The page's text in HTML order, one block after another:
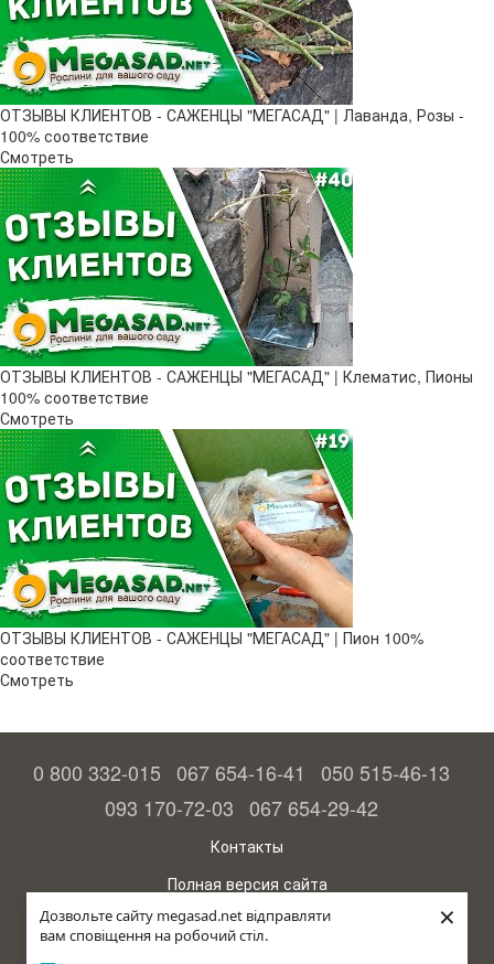
Дозвольте сайту megasad.net відправляти
вам сповіщення на робочий стіл.
×
ОТЗЫВЫ КЛИЕНТОВ - САЖЕНЦЫ "МЕГАСАД" | Лаванда, Розы -
100% соответствие
Смотреть
ОТЗЫВЫ КЛИЕНТОВ - САЖЕНЦЫ "МЕГАСАД" | Клематис, Пионы
100% соответствие
Смотреть
ОТЗЫВЫ КЛИЕНТОВ - САЖЕНЦЫ "МЕГАСАД" | Пион 100%
соответствие
Смотреть
0 800 332-015 067 654-16-41
050 515-46-13
093 170-72-03 067 654-29-42
Контакты
Полная версия сайта
© 2015—2026
Megasad - гарантия высокого урожая